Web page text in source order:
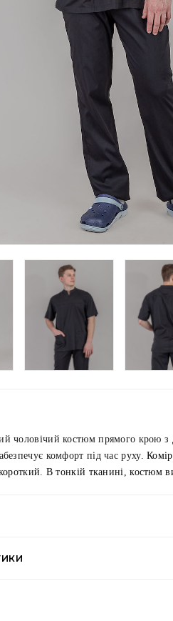
чоловічий костюм прямого крою з
комфорт під час руху.
В тонкій тканині, костюм